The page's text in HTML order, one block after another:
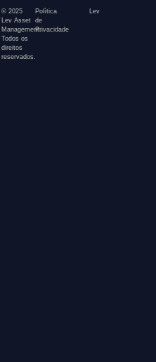
© 2025
Lev Asset
Management.
Todos os
direitos
reservados.
Política
de
Privacidade
Lev